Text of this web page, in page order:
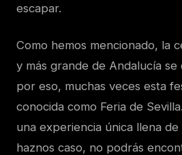
escapar.
Como hemos mencionado, la
y más grande de Andalucía
por eso, muchas veces esta
conocida como Feria de
una experiencia única llena
haznos caso, no podrás